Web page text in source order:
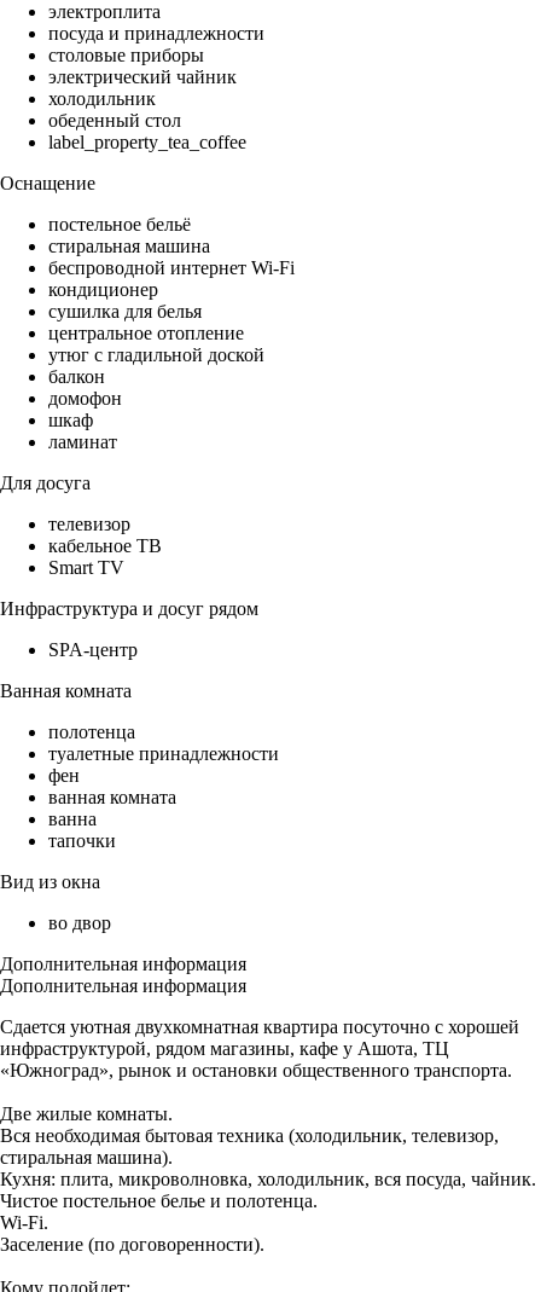
электроплита
посуда и принадлежности
столовые приборы
электрический чайник
холодильник
обеденный стол
label_property_tea_coffee
Оснащение
постельное бельё
стиральная машина
беспроводной интернет Wi-Fi
кондиционер
сушилка для белья
центральное отопление
утюг с гладильной доской
балкон
домофон
шкаф
ламинат
Для досуга
телевизор
кабельное ТВ
Smart TV
Инфраструктура и досуг рядом
SPA-центр
Ванная комната
полотенца
туалетные принадлежности
фен
ванная комната
ванна
тапочки
Вид из окна
во двор
Дополнительная информация
Дополнительная информация
Сдается уютная двухкомнатная квартира посуточно с хорошей
инфраструктурой, рядом магазины, кафе у Ашота, ТЦ
«Южноград», рынок и остановки общественного транспорта.
Две жилые комнаты.
Вся необходимая бытовая техника (холодильник, телевизор,
стиральная машина).
Кухня: плита, микроволновка, холодильник, вся посуда, чайник.
Чистое постельное белье и полотенца.
Wi-Fi.
Заселение (по договоренности).
Кому подойдет: